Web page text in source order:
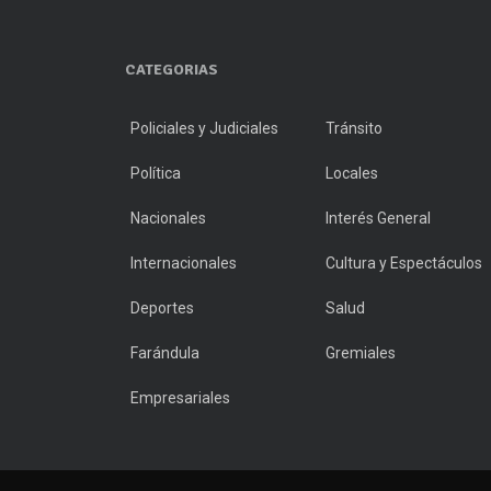
CATEGORIAS
Policiales y Judiciales Tránsito
Política Locales
Nacionales Interés General
Internacionales Cultura y Espectáculos
Deportes Salud
Farándula Gremiales
Empresariales